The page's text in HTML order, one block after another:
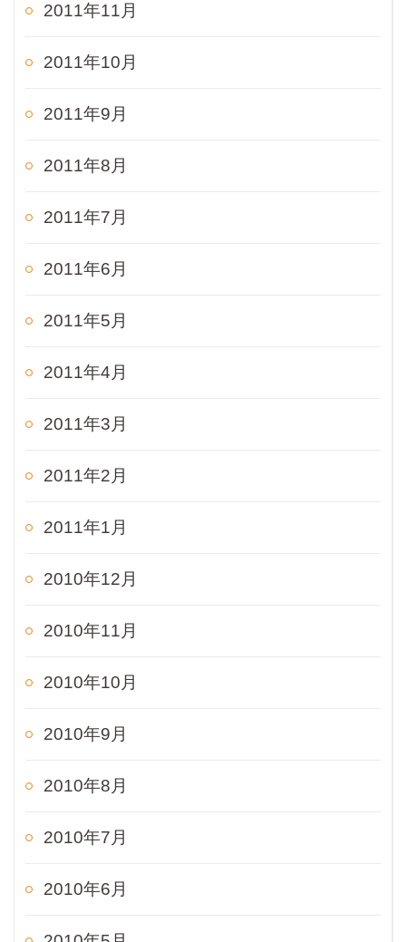
2011年11月
2011年10月
2011年9月
2011年8月
2011年7月
2011年6月
2011年5月
2011年4月
2011年3月
2011年2月
2011年1月
2010年12月
2010年11月
2010年10月
2010年9月
2010年8月
2010年7月
2010年6月